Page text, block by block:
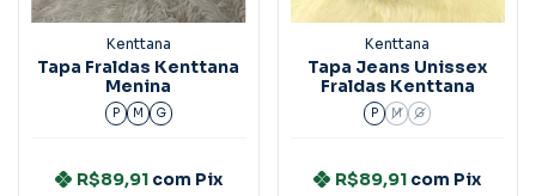
Kenttana
Tapa Fraldas Kenttana
Menina
P M G
R$89,91 com Pix
Kenttana
Tapa Jeans Unissex
Fraldas Kenttana
P M G
R$89,91 com Pix